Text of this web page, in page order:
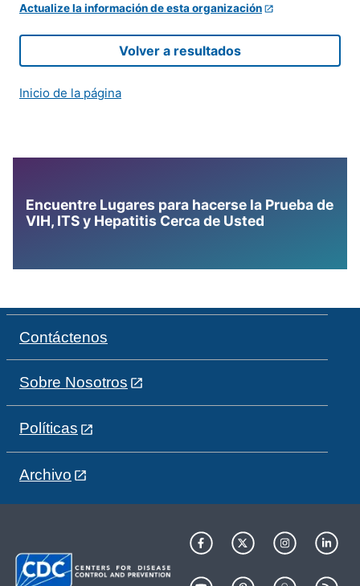
Actualize la información de esta organización
Volver a resultados
Inicio de la página
Encuentre Lugares para hacerse la Prueba de
VIH, ITS y Hepatitis Cerca de Usted
Contáctenos
Sobre Nosotros
Políticas
Archivo